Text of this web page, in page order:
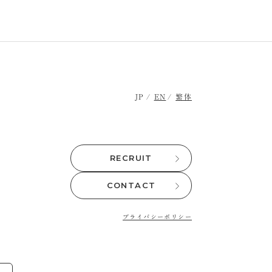
JP EN 繁体
RECRUIT
CONTACT
プライバシーポリシー